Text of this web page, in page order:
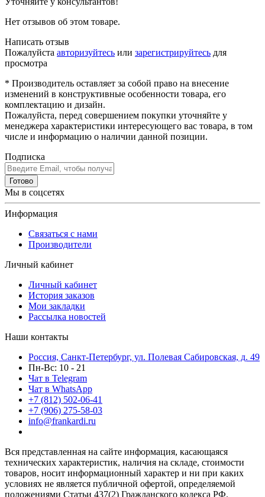
Нет отзывов об этом товаре.
Написать отзыв
Пожалуйста авторизуйтесь или зарегистрируйтесь для
просмотра
* Производитель оставляет за собой право на внесение
изменений в конструктивные особенности товара, его
комплектацию и дизайн.
Пожалуйста, перед совершением покупки уточняйте у
менеджера характеристики интересующего вас товара, в том
числе и информацию о наличии данной позиции.
Подписка
Готово
Мы в соцсетях
Информация
Связаться с нами
Производители
Личный кабинет
Личный кабинет
История заказов
Мои закладки
Рассылка новостей
Наши контакты
Россия, Санкт-Петербург, ул. Полевая Сабировская, д. 49
Пн-Вс: 10 - 21
Чат в Telegram
Чат в WhatsApp
+7 (812) 502-06-41
+7 (906) 275-58-03
info@frankardi.ru
Вся представленная на сайте информация, касающаяся
технических характеристик, наличия на складе, стоимости
товаров, носит информационный характер и ни при каких
условиях не является публичной офертой, определяемой
положениями Статьи 437(2) Гражданского кодекса РФ.